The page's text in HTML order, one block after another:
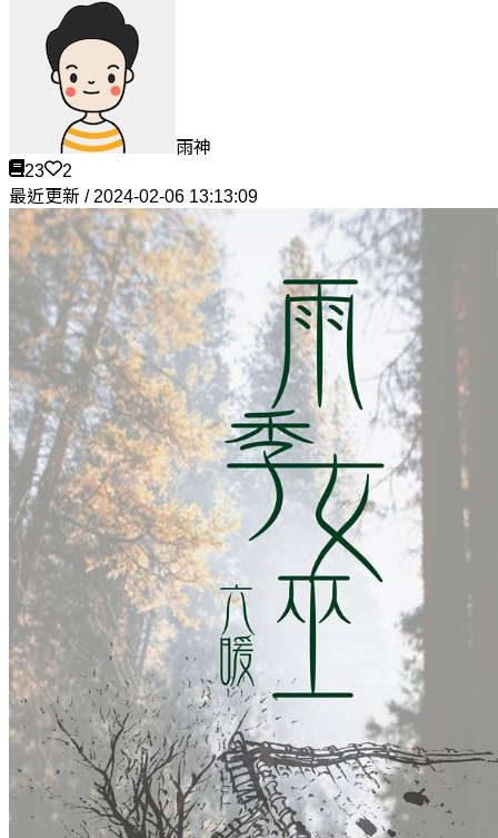
雨神
23
2
最近更新 / 2024-02-06 13:13:09